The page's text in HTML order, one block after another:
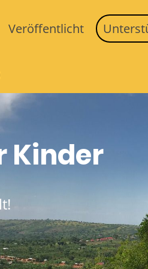
Veröffentlicht
Kinder